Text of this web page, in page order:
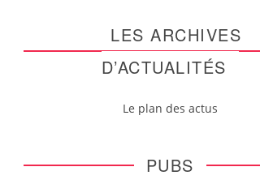
LES ARCHIVES
D’ACTUALITÉS
Le plan des actus
PUBS